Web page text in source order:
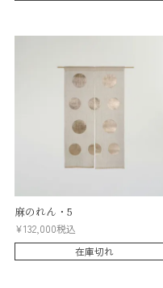
麻のれん・5
¥132,000税込
在庫切れ